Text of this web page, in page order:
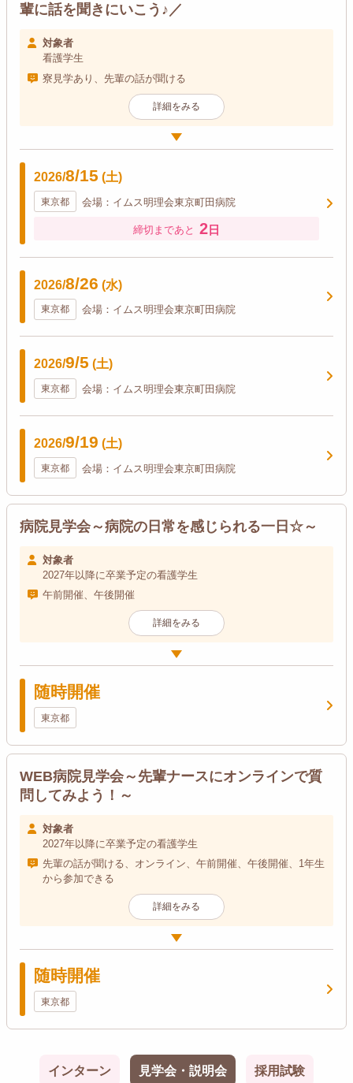
輩に話を聞きにいこう♪／
対象者
看護学生
寮見学あり、先輩の話が聞ける
詳細をみる
2026/8/15 (土)
東京都 会場：イムス明理会東京町田病院
締切まであと 2日
2026/8/26 (水)
東京都 会場：イムス明理会東京町田病院
2026/9/5 (土)
東京都 会場：イムス明理会東京町田病院
2026/9/19 (土)
東京都 会場：イムス明理会東京町田病院
病院見学会～病院の日常を感じられる一日☆～
対象者
2027年以降に卒業予定の看護学生
午前開催、午後開催
詳細をみる
随時開催
東京都
WEB病院見学会～先輩ナースにオンラインで質
問してみよう！～
対象者
2027年以降に卒業予定の看護学生
先輩の話が聞ける、オンライン、午前開催、午後開催、1年生
から参加できる
詳細をみる
随時開催
東京都
インターン 見学会・説明会 採用試験